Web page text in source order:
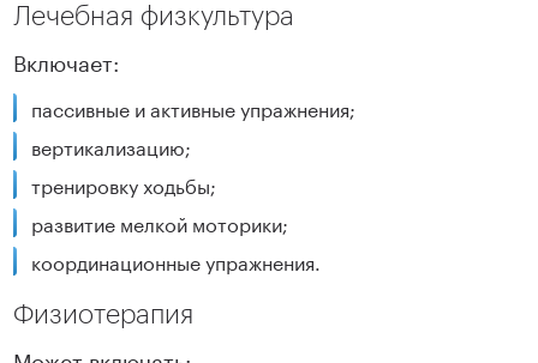
Лечебная физкультура
Включает:
пассивные и активные упражнения;
вертикализацию;
тренировку ходьбы;
развитие мелкой моторики;
координационные упражнения.
Физиотерапия